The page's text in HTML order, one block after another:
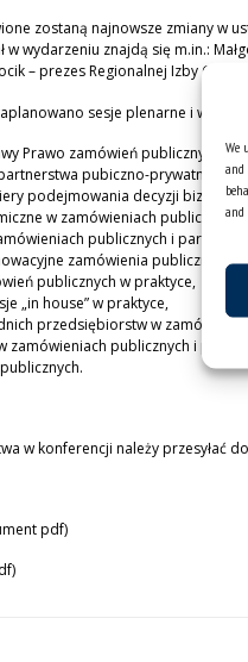
We
and
and
zostaną najnowsze zmiany w
w wydarzeniu znajdą się m.in.:
– prezes Regionalnej Izby
sesje plenarne i
Prawo zamówień publicznych –
pubiczno-prywatnego
podejmowania decyzji
w zamówieniach
publicznych i
zamówienia publiczne.
publicznych w praktyce,
„in house” w praktyce,
przedsiębiorstw w
zamówieniach publicznych i
w konferencji należy przesyłać
pdf)